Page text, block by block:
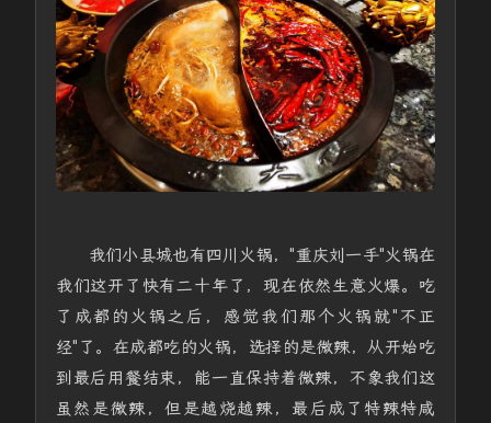
我们小县城也有四川火锅，"重庆刘一手"火锅在
我们这开了快有二十年了，现在依然生意火爆。吃
了成都的火锅之后，感觉我们那个火锅就"不正
经"了。在成都吃的火锅，选择的是微辣，从开始吃
到最后用餐结束，能一直保持着微辣，不象我们这
虽然是微辣，但是越烧越辣，最后成了特辣特咸